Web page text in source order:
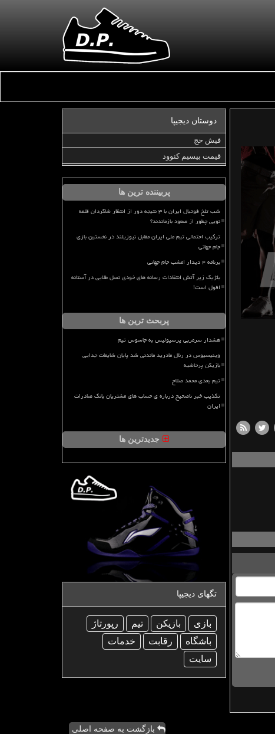
دوستان دیجیپا
فیش حج
قیمت بیسیم کنوود
پربیننده ترین ها
شب تلخ فوتبال ایران با ۳ نتیجه دور از انتظار شاگردان قلعه
نویی چطور از صعود بازماندند؟
ترکیب احتمالی تیم ملی ایران مقابل نیوزیلند در نخستین بازی
جام جهانی
برنامه ۴ دیدار امشب جام جهانی
بلژیک زیر آتش انتقادات رسانه های خودی نسل طلایی در آستانه
افول است!
پربحث ترین ها
هشدار سرمربی پرسپولیس به جاسوس تیم
وینیسیوس در رئال مادرید ماندنی شد پایان شایعات جدایی
بازیکن پرحاشیه
تیم بعدی محمد صلاح
تکذیب خبر ناصحیح درباره ی حساب های مشتریان بانک صادرات
ایران
جدیدترین ها
تگهای دیجیپا
بازی بازیكن تیم
رپورتاژ
باشگاه
رقابت
خدمات
سایت
بازگشت به صفحه اصلی